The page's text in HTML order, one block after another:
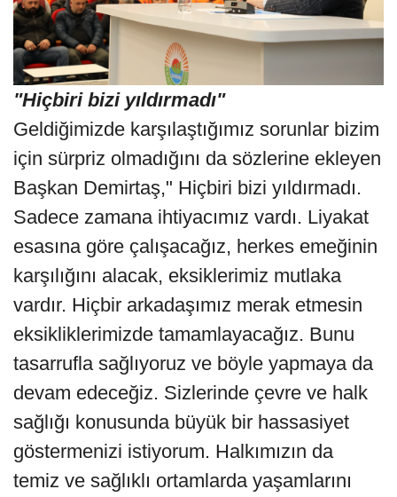
"Hiçbiri bizi yıldırmadı"
Geldiğimizde karşılaştığımız sorunlar bizim
için sürpriz olmadığını da sözlerine ekleyen
Başkan Demirtaş," Hiçbiri bizi yıldırmadı.
Sadece zamana ihtiyacımız vardı. Liyakat
esasına göre çalışacağız, herkes emeğinin
karşılığını alacak, eksiklerimiz mutlaka
vardır. Hiçbir arkadaşımız merak etmesin
eksikliklerimizde tamamlayacağız. Bunu
tasarrufla sağlıyoruz ve böyle yapmaya da
devam edeceğiz. Sizlerinde çevre ve halk
sağlığı konusunda büyük bir hassasiyet
göstermenizi istiyorum. Halkımızın da
temiz ve sağlıklı ortamlarda yaşamlarını